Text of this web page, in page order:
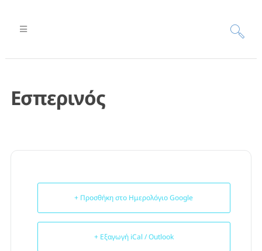
Εσπερινός
+ Προσθήκη στο Ημερολόγιο Google
+ Εξαγωγή iCal / Outlook